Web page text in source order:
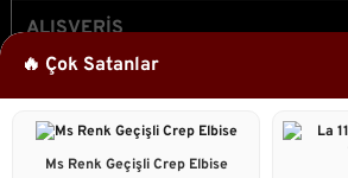
🔥 Çok Satanlar
Ms Renk Geçişli Crep Elbise
ALIŞVERİŞ
ÜYELİK
Bizi Takip Edin!